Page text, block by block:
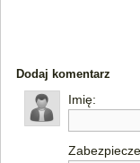
Dodaj komentarz
Imię: